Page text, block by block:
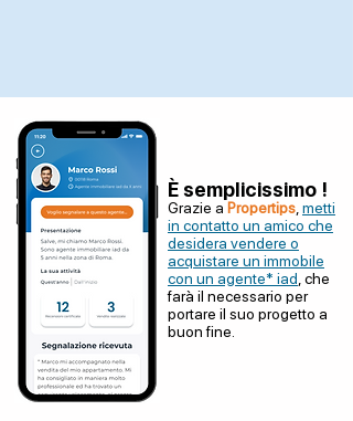
È semplicissimo !
Grazie a Propertips metti
in contatto un amico che
desidera vendere o
acquistare un immobile
con un agente* iad , che
farà il necessario per
portare il suo progetto a
buon fine.